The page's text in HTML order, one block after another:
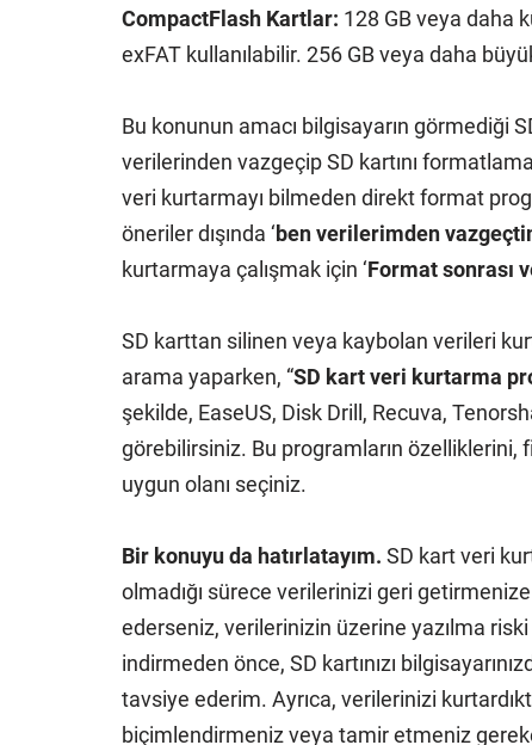
CompactFlash Kartlar: 128 GB veya daha
exFAT kullanılabilir. 256 GB veya daha
Bu konunun amacı bilgisayarın görmediği
verilerinden vazgeçip SD kartını
veri kurtarmayı bilmeden direkt format
öneriler dışında ‘ben verilerimden
kurtarmaya çalışmak için ‘Format sonrası
SD karttan silinen veya kaybolan verileri
arama yaparken, “SD kart veri kurtarma
şekilde, EaseUS, Disk Drill, Recuva,
görebilirsiniz. Bu programların özelliklerini,
uygun olanı seçiniz.
Bir konuyu da hatırlatayım. SD kart veri
olmadığı sürece verilerinizi geri
ederseniz, verilerinizin üzerine yazılma
indirmeden önce, SD kartınızı
tavsiye ederim. Ayrıca, verilerinizi
biçimlendirmeniz veya tamir etmeniz